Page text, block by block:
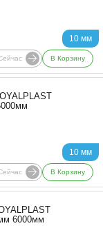
10 мм
В Корзину
10 мм
В Корзину
6000мм